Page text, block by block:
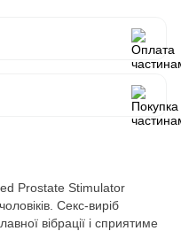
Prostate Stimulator
Секс-виріб
вібрації і сприятиме